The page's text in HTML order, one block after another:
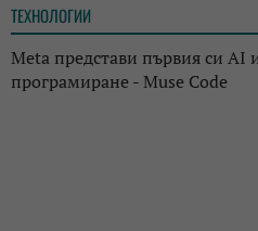
ТЕХНОЛОГИИ
Meta представи първия си AI
програмиране - Muse Code